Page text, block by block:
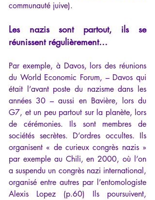
communauté juive).
Les nazis sont partout, ils se
réunissent régulièrement…
Par exemple, à Davos, lors des réunions
du World Economic Forum, – Davos qui
était l’avant poste du nazisme dans les
années 30 – aussi en Bavière, lors du
G7, et un peu partout sur la planète, lors
de cérémonies. Ils sont membres de
sociétés secrètes. D’ordres occultes. Ils
organisent « de curieux congrès nazis »
par exemple au Chili, en 2000, où l’on
a suspendu un congrès nazi international,
organisé entre autres par l’entomologiste
Alexis Lopez (p.60) Ils poursuivent,